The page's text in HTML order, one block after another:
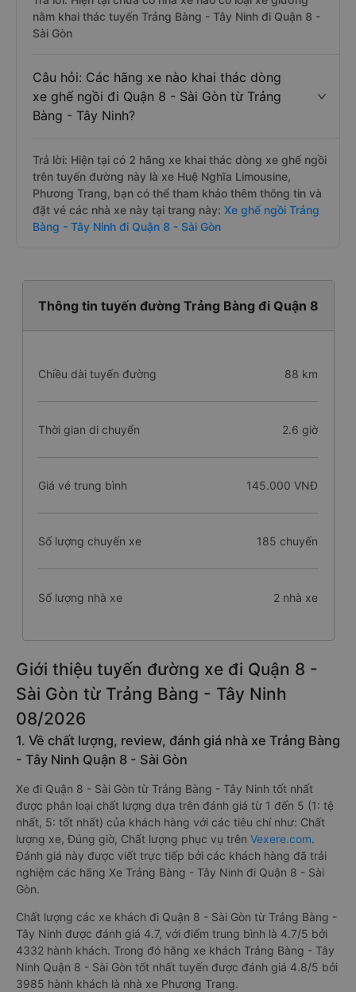
nằm khai thác tuyến Trảng Bàng - Tây Ninh đi Quận 8 -
Sài Gòn
Câu hỏi: Các hãng xe nào khai thác dòng
xe ghế ngồi đi Quận 8 - Sài Gòn từ Trảng
Bàng - Tây Ninh?
Trả lời: Hiện tại có 2 hãng xe khai thác dòng xe ghế ngồi
trên tuyến đường này là xe Huệ Nghĩa Limousine,
Phương Trang, bạn có thể tham khảo thêm thông tin và
đặt vé các nhà xe này tại trang này: Xe ghế ngồi Trảng
Bàng - Tây Ninh đi Quận 8 - Sài Gòn
Thông tin tuyến đường Trảng Bàng đi Quận 8
Chiều dài tuyến đường 88 km
Thời gian di chuyển 2.6 giờ
Giá vé trung bình 145.000 VNĐ
Số lượng chuyến xe 185 chuyến
Số lượng nhà xe 2 nhà xe
Giới thiệu tuyến đường xe đi Quận 8 -
Sài Gòn từ Trảng Bàng - Tây Ninh
08/2026
1. Về chất lượng, review, đánh giá nhà xe Trảng Bàng
- Tây Ninh Quận 8 - Sài Gòn
Xe đi Quận 8 - Sài Gòn từ Trảng Bàng - Tây Ninh tốt nhất
được phân loại chất lượng dựa trên đánh giá từ 1 đến 5 (1: tệ
nhất, 5: tốt nhất) của khách hàng với các tiêu chí như: Chất
lượng xe, Đúng giờ, Chất lượng phục vụ trên Vexere.com.
Đánh giá này được viết trực tiếp bởi các khách hàng đã trải
nghiệm các hãng Xe Trảng Bàng - Tây Ninh đi Quận 8 - Sài
Gòn.
Chất lượng các xe khách đi Quận 8 - Sài Gòn từ Trảng Bàng -
Tây Ninh được đánh giá 4.7, với điểm trung bình là 4.7/5 bởi
4332 hành khách. Trong đó hãng xe khách Trảng Bàng - Tây
Ninh Quận 8 - Sài Gòn tốt nhất tuyến được đánh giá 4.8/5 bởi
3985 hành khách là nhà xe Phương Trang.